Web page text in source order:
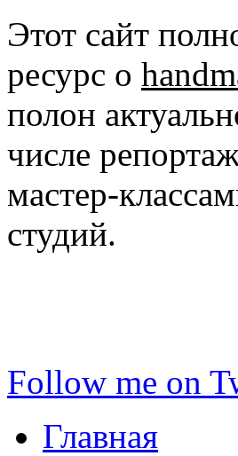
Этот сайт
ресурс о
полон
числе
мастер-
студий.
Follow me on
Главная